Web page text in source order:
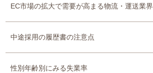
EC市場の拡大で需要が高まる物流・運送業界
中途採用の履歴書の注意点
性別年齢別にみる失業率